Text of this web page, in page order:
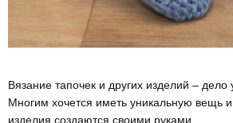
Вязание тапочек и других изделий – дело
Многим хочется иметь уникальную вещь
изделия создаются своими руками.